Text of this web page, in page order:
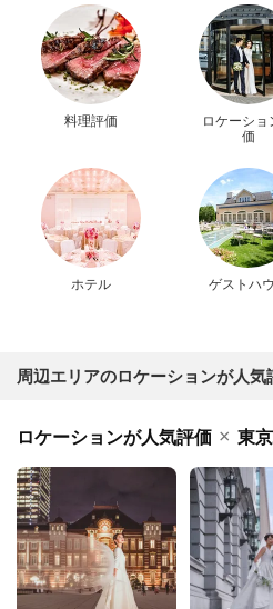
料理評価
ロケーショ
価
ホテル ゲストハ
周辺エリアのロケーションが人
ロケーションが人気評価 × 東